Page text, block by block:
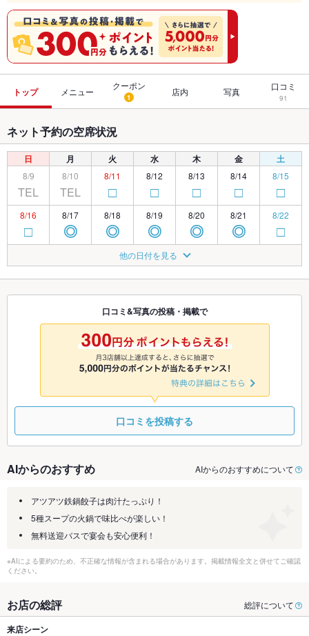
トップ メニュー
クーポン
1 店内 写真 口コミ
91
ネット予約の空席状況
日 月 火 水 木 金 土
8/9
TEL
8/10
TEL
8/11
□
8/12
□
8/13
□
8/14
□
8/15
□
8/16
□
8/17
◎
8/18
◎
8/19
◎
8/20
◎
8/21
◎
8/22
□
□ ◎
8/25
◎
8/26
◎
8/27
◎ ◎ □
8/30 8/31 9/1
◎
9/2
◎
9/3
◎
9/4 9/5
9/8
◎ ◎ ◎ ◎
他の日付を見る
口コミ&写真の投稿・掲載で
口コミを投稿する
AIからのおすすめ AIからのおすすめについて
アツアツ鉄鍋餃子は肉汁たっぷり！
5種スープの火鍋で味比べが楽しい！
無料送迎バスで宴会も安心便利！
※AIによる要約のため、不正確な情報が含まれる場合があります。掲載情報全文と併せてご確認
ください。
お店の総評 総評について
来店シーン